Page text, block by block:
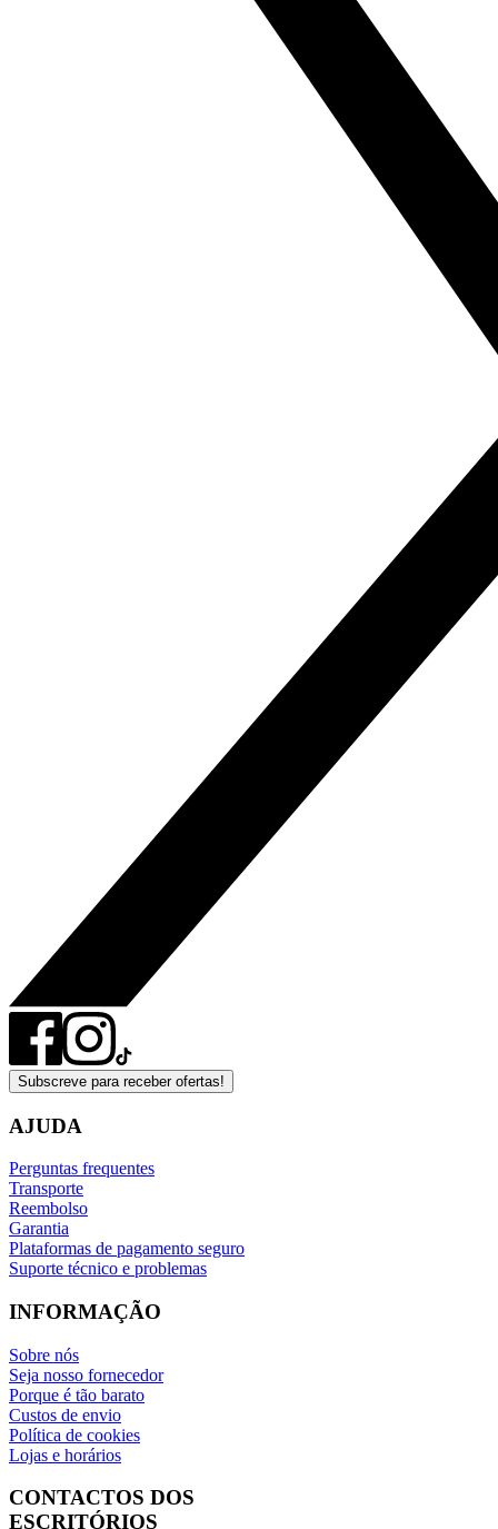
Subscreve para receber ofertas!
AJUDA
Perguntas frequentes
Transporte
Reembolso
Garantia
Plataformas de pagamento seguro
Suporte técnico e problemas
INFORMAÇÃO
Sobre nós
Seja nosso fornecedor
Porque é tão barato
Custos de envio
Política de cookies
Lojas e horários
CONTACTOS DOS
ESCRITÓRIOS